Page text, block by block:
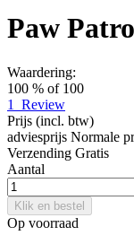
Paw
Waardering:
100 % of 100
1
Review
Prijs (incl. btw)
adviesprijs Normale
Verzending Gratis
Aantal
Klik en bestel
Op voorraad